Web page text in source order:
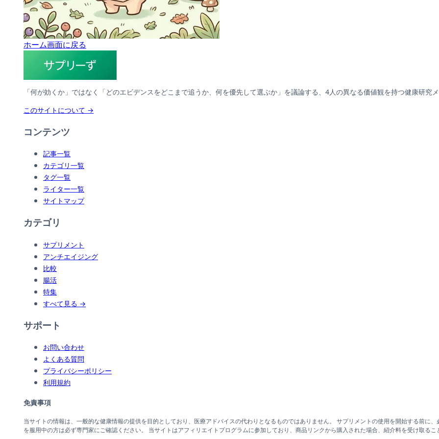
ホーム画面に戻る
「何が効くか」ではなく「どのエビデンスをどこまで追うか、何を優先して選ぶか」を議論する、4人の異なる価値観を持つ健康研究
このサイトについて →
コンテンツ
記事一覧
カテゴリ一覧
タグ一覧
ライター一覧
サイトマップ
カテゴリ
サプリメント
アンチエイジング
比較
腸活
特集
すべて見る →
サポート
お問い合わせ
よくある質問
プライバシーポリシー
利用規約
免責事項
当サイトの情報は、一般的な健康情報の提供を目的としており、医療アドバイスの代わりとなるものではありません。 サプリメントの使用を開始する前に
を服用中の方は必ず専門家にご確認ください。 当サイトはアフィリエイトプログラムに参加しており、商品リンクから購入された場合、紹介料を受け取るこ